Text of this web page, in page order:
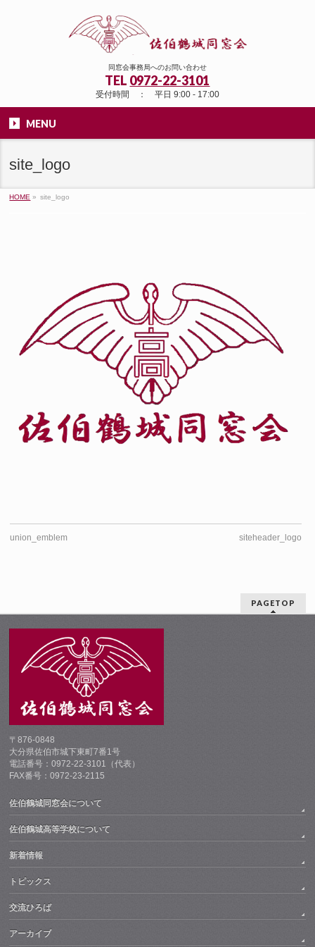
同窓会事務局へのお問い合わせ
TEL 0972-22-3101
受付時間 ： 平日 9:00 - 17:00
MENU
site_logo
HOME » site_logo
union_emblem siteheader_logo
PAGETOP
〒876-0848
大分県佐伯市城下東町7番1号
電話番号：0972-22-3101（代表）
FAX番号：0972-23-2115
佐伯鶴城同窓会について
佐伯鶴城高等学校について
新着情報
トピックス
交流ひろば
アーカイブ